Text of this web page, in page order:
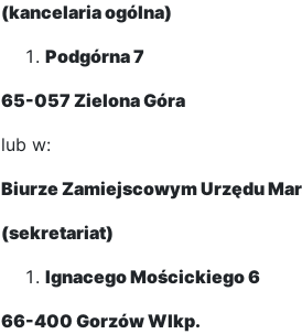
(kancelaria ogólna)
Podgórna 7
65-057 Zielona Góra
lub w:
Biurze Zamiejscowym Urzędu
(sekretariat)
Ignacego Mościckiego 6
66-400 Gorzów Wlkp.